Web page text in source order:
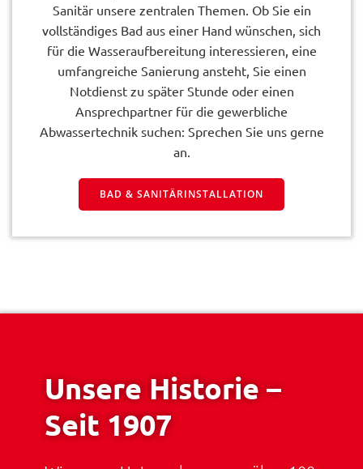
Sanitär unsere zentralen Themen. Ob Sie ein
vollständiges Bad aus einer Hand wünschen, sich
für die Wasseraufbereitung interessieren, eine
umfangreiche Sanierung ansteht, Sie einen
Notdienst zu später Stunde oder einen
Ansprechpartner für die gewerbliche
Abwassertechnik suchen: Sprechen Sie uns gerne
an.
BAD & SANITÄRINSTALLATION
Unsere Historie –
Seit 1907